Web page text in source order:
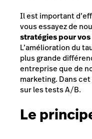
Il est important
vous essayez de
stratégies pour
L’amélioration du
plus grande
entreprise que de
marketing. Dans
sur les tests A/B.
Le